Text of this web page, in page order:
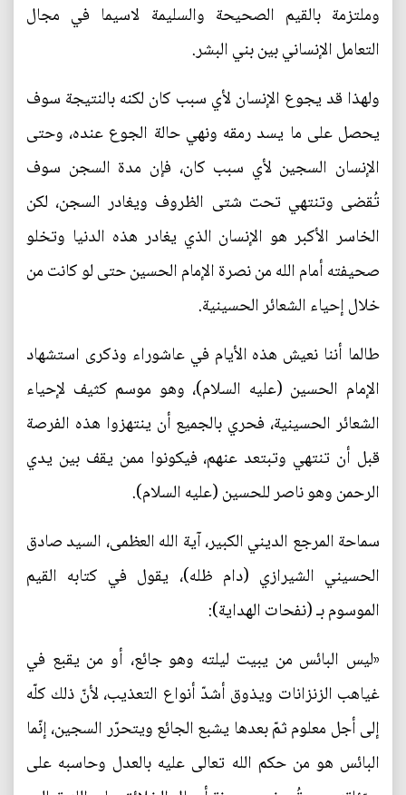
وملتزمة بالقيم الصحيحة والسليمة لاسيما في مجال
التعامل الإنساني بين بني البشر.
ولهذا قد يجوع الإنسان لأي سبب كان لكنه بالنتيجة سوف
يحصل على ما يسد رمقه ونهي حالة الجوع عنده، وحتى
الإنسان السجين لأي سبب كان، فإن مدة السجن سوف
تُقضى وتنتهي تحت شتى الظروف ويغادر السجن، لكن
الخاسر الأكبر هو الإنسان الذي يغادر هذه الدنيا وتخلو
صحيفته أمام الله من نصرة الإمام الحسين حتى لو كانت من
خلال إحياء الشعائر الحسينية.
طالما أننا نعيش هذه الأيام في عاشوراء وذكرى استشهاد
الإمام الحسين (عليه السلام)، وهو موسم كثيف لإحياء
الشعائر الحسينية، فحري بالجميع أن ينتهزوا هذه الفرصة
قبل أن تنتهي وتبتعد عنهم، فيكونوا ممن يقف بين يدي
الرحمن وهو ناصر للحسين (عليه السلام).
سماحة المرجع الديني الكبير، آية الله العظمى، السيد صادق
الحسيني الشيرازي (دام ظله)، يقول في كتابه القيم
الموسوم بـ (نفحات الهداية):
«ليس البائس من يبيت ليلته وهو جائع، أو من يقبع في
غياهب الزنزانات ويذوق أشدّ أنواع التعذيب، لأنّ ذلك كلّه
إلى أجل معلوم ثمّ بعدها يشبع الجائع ويتحرّر السجين، إنّما
البائس هو من حكم الله تعالى عليه بالعدل وحاسبه على